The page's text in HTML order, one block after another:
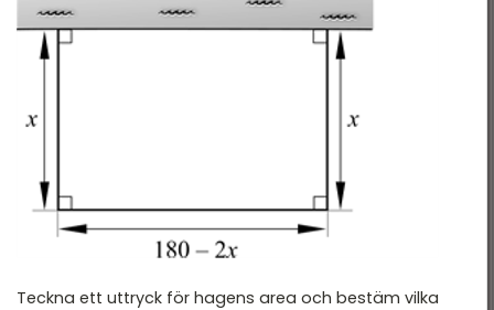
Teckna ett uttryck för hagens area och bestäm vilka
prov
Nationella Provet vt15 -
2A
Nationella Provet ht13 -